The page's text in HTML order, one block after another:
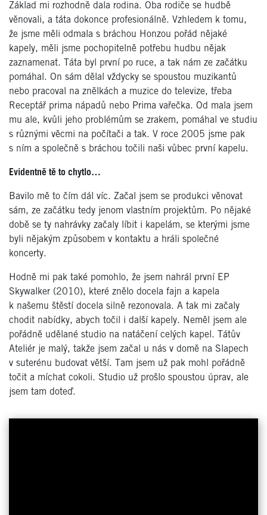
Základ mi rozhodně dala rodina. Oba rodiče se hudbě
věnovali, a táta dokonce profesionálně. Vzhledem k tomu,
že jsme měli odmala s bráchou Honzou pořád nějaké
kapely, měli jsme pochopitelně potřebu hudbu nějak
zaznamenat. Táta byl první po ruce, a tak nám ze začátku
pomáhal. On sám dělal vždycky se spoustou muzikantů
nebo pracoval na znělkách a muzice do televize, třeba
Receptář prima nápadů nebo Prima vařečka. Od mala jsem
mu ale, kvůli jeho problémům se zrakem, pomáhal ve studiu
s různými věcmi na počítači a tak. V roce 2005 jsme pak
s ním a společně s bráchou točili naši vůbec první kapelu.
Evidentně tě to chytlo…
Bavilo mě to čím dál víc. Začal jsem se produkci věnovat
sám, ze začátku tedy jenom vlastním projektům. Po nějaké
době se ty nahrávky začaly líbit i kapelám, se kterými jsme
byli nějakým způsobem v kontaktu a hráli společné
koncerty.
Hodně mi pak také pomohlo, že jsem nahrál první EP
Skywalker (2010), které znělo docela fajn a kapela
k našemu štěstí docela silně rezonovala. A tak mi začaly
chodit nabídky, abych točil i další kapely. Neměl jsem ale
pořádně udělané studio na natáčení celých kapel. Tátův
Ateliér je malý, takže jsem začal u nás v domě na Slapech
v suterénu budovat větší. Tam jsem už pak mohl pořádně
točit a míchat cokoli. Studio už prošlo spoustou úprav, ale
jsem tam doteď.